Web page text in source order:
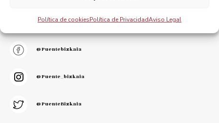
Política de cookiesPolítica de PrivacidadAviso Legal
Stay connected.
We appreciate your opinion.
@puentebizkaia
@puente_bizkaia
@PuenteBizkaia